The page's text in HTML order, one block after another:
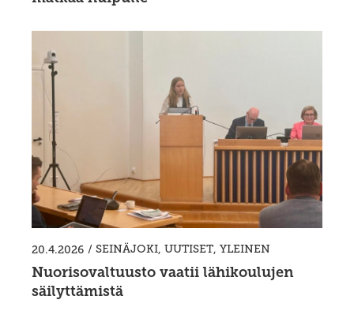
20.4.2026 / SEINÄJOKI, UUTISET, YLEINEN
Nuorisovaltuusto vaatii lähikoulujen
säilyttämistä